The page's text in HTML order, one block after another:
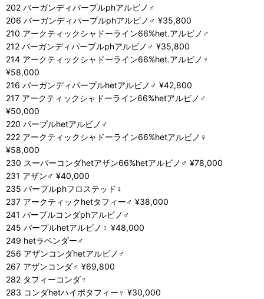
202 バーガンディパープルphアルビノ♂
206 バーガンディパープルphアルビノ♂ ¥35,800
210 アークティックシャドーライン66%het.アルビノ♂
212 バーガンディパープルphアルビノ♂ ¥35,800
214 アークティックシャドーライン66%het.アルビノ♀
¥58,000
216 バーガンディパープルhetアルビノ♂ ¥42,800
217 アークティックシャドーライン66%hetアルビノ♂
¥50,000
220 パープルhetアルビノ♂
222 アークティックシャドーライン66%hetアルビノ♀
¥58,000
230 スーパーコンダhetアザン66%hetアルビノ♂ ¥78,000
231 アザン♂ ¥40,000
235 パープルphフロステッド♀
237 アークティックhetタフィー♂ ¥38,000
241 パープルコンダphアルビノ♂
245 パープルhetアルビノ♀ ¥48,000
249 hetラベンダー♂
256 アザンコンダhetアルビノ♂
267 アザンコンダ♂ ¥69,800
282 タフィーコンダ♀
283 コンダhetハイポタフィー♀ ¥30,000